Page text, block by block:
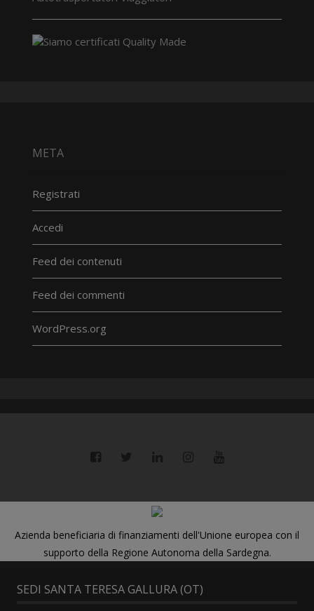
META
Registrati
Accedi
Feed dei contenuti
Feed dei commenti
WordPress.org
Azienda beneficiaria di finanziamenti dell'Unione europea con il
supporto della Regione Autonoma della Sardegna.
SEDI SANTA TERESA GALLURA (OT)